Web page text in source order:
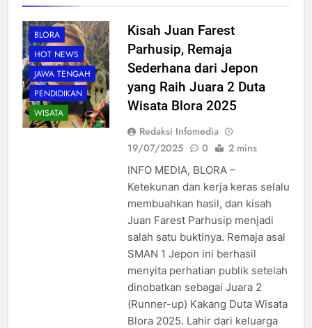
BLORA
HOT NEWS
JAWA TENGAH
PENDIDIKAN
WISATA
Kisah Juan Farest
Parhusip, Remaja
Sederhana dari Jepon
yang Raih Juara 2 Duta
Wisata Blora 2025
Redaksi Infomedia
19/07/2025
0 2 mins
INFO MEDIA, BLORA –
Ketekunan dan kerja keras selalu
membuahkan hasil, dan kisah
Juan Farest Parhusip menjadi
salah satu buktinya. Remaja asal
SMAN 1 Jepon ini berhasil
menyita perhatian publik setelah
dinobatkan sebagai Juara 2
(Runner-up) Kakang Duta Wisata
Blora 2025. Lahir dari keluarga